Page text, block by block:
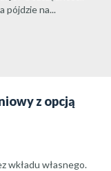
pójdzie na...
z opcją
wkładu własnego.